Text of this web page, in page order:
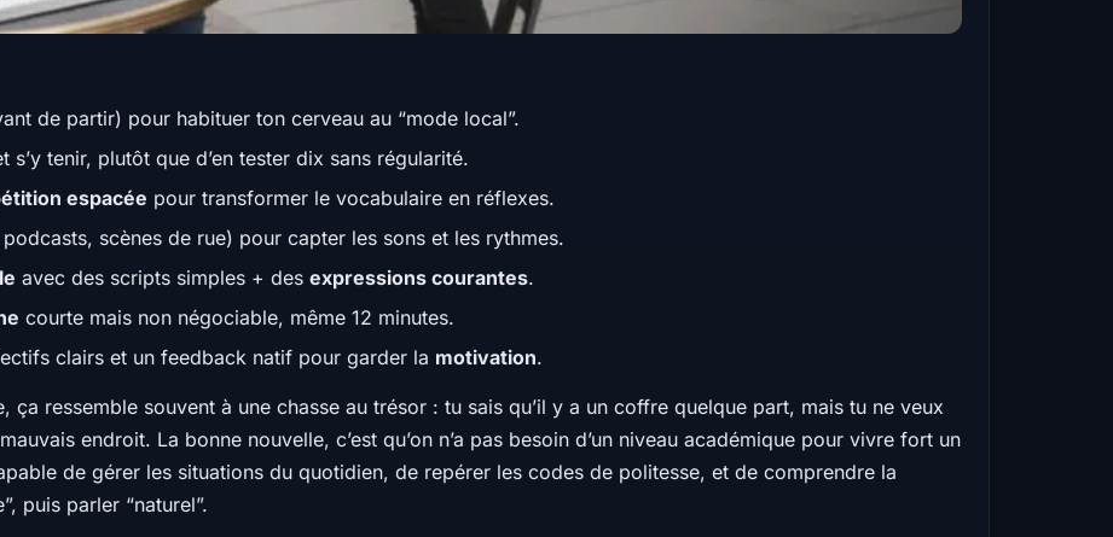
de partir) pour habituer ton cerveau au “mode local”.
s’y tenir, plutôt que d’en tester dix sans régularité.
espacée pour transformer le vocabulaire en réflexes.
scènes de rue) pour capter les sons et les rythmes.
avec des scripts simples + desexpressions courantes.
courte mais non négociable, même 12 minutes.
clairs et un feedback natif pour garder la motivation.
ça ressemble souvent à une chasse au trésor : tu sais qu’il y a un coffre quelque part, mais tu ne veux
endroit. La bonne nouvelle, c’est qu’on n’a pas besoin d’un niveau académique pour vivre fort un
de gérer les situations du quotidien, de repérer les codes de politesse, et de comprendre la
puis parler “naturel”.